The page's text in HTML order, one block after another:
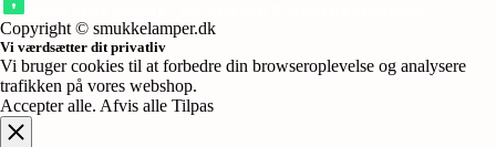
Copyright © smukkelamper.dk
Vi værdsætter dit privatliv
Vi bruger cookies til at forbedre din browseroplevelse og analysere
trafikken på vores webshop.
Accepter alle. Afvis alle Tilpas